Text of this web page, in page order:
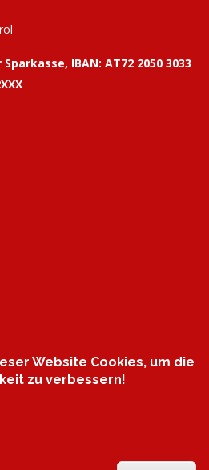
IBAN: AT72 2050 3033
Website Cookies, um die
zu verbessern!